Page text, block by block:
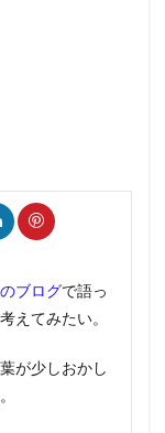
ブログで語っ
えてみたい。
が少しおかし